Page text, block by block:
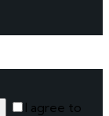
I agree to